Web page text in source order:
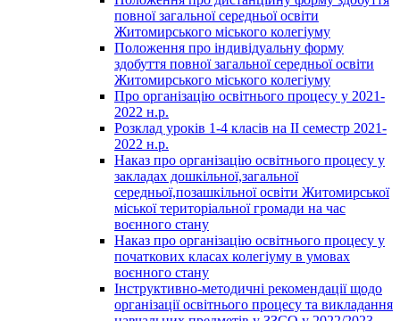
повної загальної середньої освіти
Житомирського міського колегіуму
Положення про індивідуальну форму
здобуття повної загальної середньої освіти
Житомирського міського колегіуму
Про організацію освітнього процесу у 2021-
2022 н.р.
Розклад уроків 1-4 класів на ІІ семестр 2021-
2022 н.р.
Наказ про організацію освітнього процесу у
закладах дошкільної,загальної
середньої,позашкільної освіти Житомирської
міської територіальної громади на час
воєнного стану
Наказ про організацію освітнього процесу у
початкових класах колегіуму в умовах
воєнного стану
Інструктивно-методичні рекомендації щодо
організації освітнього процесу та викладання